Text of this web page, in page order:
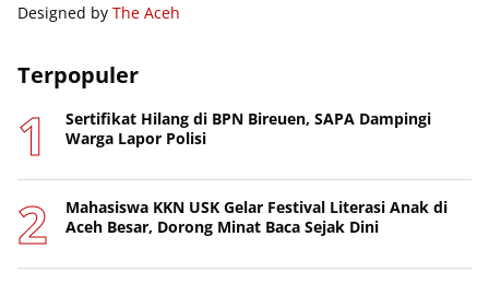
Designed by The Aceh
Terpopuler
Sertifikat Hilang di BPN Bireuen, SAPA Dampingi
Warga Lapor Polisi
Mahasiswa KKN USK Gelar Festival Literasi Anak di
Aceh Besar, Dorong Minat Baca Sejak Dini